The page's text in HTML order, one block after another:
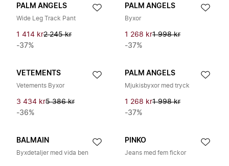
PALM ANGELS
Wide Leg Track Pant
1 414 kr2 245 kr
-37%
PALM ANGELS
Byxor
1 268 kr1 998 kr
-37%
VETEMENTS
Vetements Byxor
3 434 kr5 386 kr
-36%
PALM ANGELS
Mjukisbyxor med tryck
1 268 kr1 998 kr
-37%
BALMAIN
Byxdetaljer med vida ben
PINKO
Jeans med fem fickor